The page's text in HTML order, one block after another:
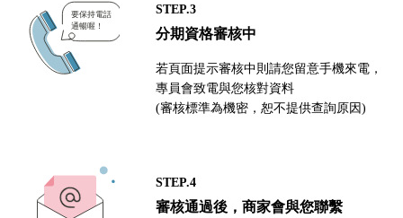
STEP.3
分期資格審核中
若頁面提示審核中則請您留意手機來電，
專員會致電與您核對資料
(審核標準為機密，恕不提供查詢原因)
STEP.4
審核通過後，商家會與您聯繫